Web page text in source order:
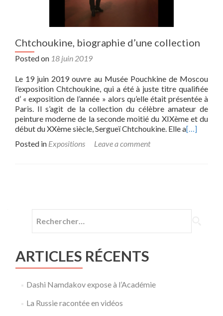
Chtchoukine, biographie d’une collection
Posted on 18 juin 2019
Le 19 juin 2019 ouvre au Musée Pouchkine de Moscou
l’exposition Chtchoukine, qui a été à juste titre qualifiée
d’ « exposition de l’année » alors qu’elle était présentée à
Paris. Il s’agit de la collection du célèbre amateur de
peinture moderne de la seconde moitié du XIXème et du
début du XXème siècle, Sergueï Chtchoukine. Elle a[…]
Posted in Expositions Leave a comment
ARTICLES RÉCENTS
Dashi Namdakov expose à l’Académie
La Russie racontée en vidéos